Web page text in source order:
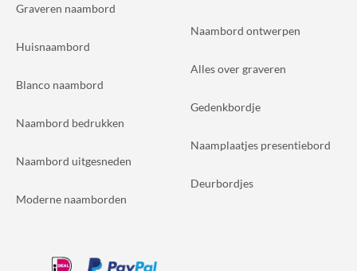
Graveren naambord
Huisnaambord
Blanco naambord
Naambord bedrukken
Naambord uitgesneden
Moderne naamborden
Naambord ontwerpen
Alles over graveren
Gedenkbordje
Naamplaatjes presentiebord
Deurbordjes